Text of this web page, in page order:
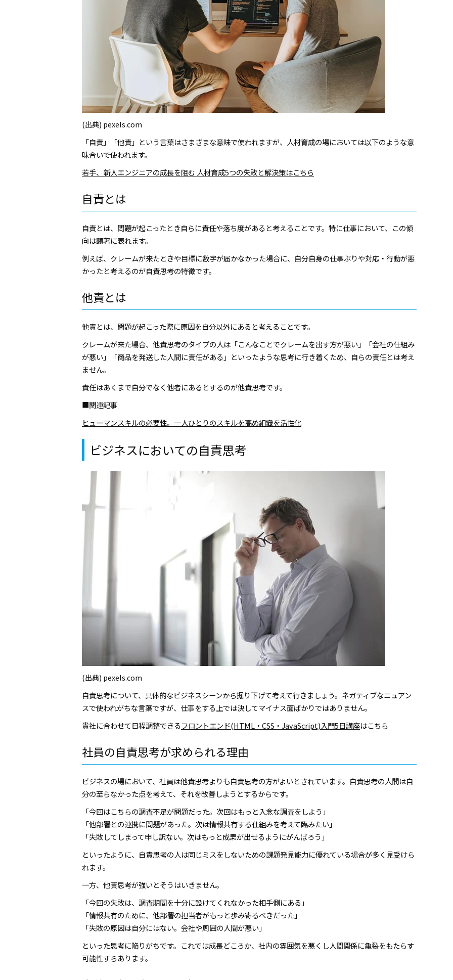
(出典) pexels.com
「自責」「他責」という言葉はさまざまな意味で使われますが、人材育成の場においては以下のような意
味合いで使われます。
若手、新人エンジニアの成長を阻む 人材育成5つの失敗と解決策はこちら
自責とは
自責とは、問題が起こったとき自らに責任や落ち度があると考えることです。特に仕事において、この傾
向は顕著に表れます。
例えば、クレームが来たときや目標に数字が届かなかった場合に、自分自身の仕事ぶりや対応・行動が悪
かったと考えるのが自責思考の特徴です。
他責とは
他責とは、問題が起こった際に原因を自分以外にあると考えることです。
クレームが来た場合、他責思考のタイプの人は「こんなことでクレームを出す方が悪い」「会社の仕組み
が悪い」「商品を発送した人間に責任がある」といったような思考に行き着くため、自らの責任とは考え
ません。
責任はあくまで自分でなく他者にあるとするのが他責思考です。
■関連記事
ヒューマンスキルの必要性。一人ひとりのスキルを高め組織を活性化
ビジネスにおいての自責思考
(出典) pexels.com
自責思考について、具体的なビジネスシーンから掘り下げて考えて行きましょう。ネガティブなニュアン
スで使われがちな言葉ですが、仕事をする上では決してマイナス面ばかりではありません。
貴社に合わせて日程調整できるフロントエンド(HTML・CSS・JavaScript)入門5日講座はこちら
社員の自責思考が求められる理由
ビジネスの場において、社員は他責思考よりも自責思考の方がよいとされています。自責思考の人間は自
分の至らなかった点を考えて、それを改善しようとするからです。
「今回はこちらの調査不足が問題だった。次回はもっと入念な調査をしよう」
「他部署との連携に問題があった。次は情報共有する仕組みを考えて臨みたい」
「失敗してしまって申し訳ない。次はもっと成果が出せるようにがんばろう」
といったように、自責思考の人は同じミスをしないための課題発見能力に優れている場合が多く見受けら
れます。
一方、他責思考が強いとそうはいきません。
「今回の失敗は、調査期間を十分に設けてくれなかった相手側にある」
「情報共有のために、他部署の担当者がもっと歩み寄るべきだった」
「失敗の原因は自分にはない。会社や周囲の人間が悪い」
といった思考に陥りがちです。これでは成長どころか、社内の雰囲気を悪くし人間関係に亀裂をもたらす
可能性すらあります。